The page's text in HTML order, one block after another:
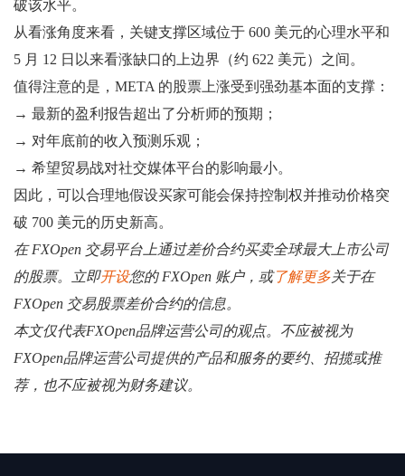
破该水平。
从看涨角度来看，关键支撑区域位于 600 美元的心理水平和
5 月 12 日以来看涨缺口的上边界（约 622 美元）之间。
值得注意的是，META 的股票上涨受到强劲基本面的支撑：
→ 最新的盈利报告超出了分析师的预期；
→ 对年底前的收入预测乐观；
→ 希望贸易战对社交媒体平台的影响最小。
因此，可以合理地假设买家可能会保持控制权并推动价格突
破 700 美元的历史新高。
在 FXOpen 交易平台上通过差价合约买卖全球最大上市公司
的股票。立即开设您的 FXOpen 账户，或了解更多关于在
FXOpen 交易股票差价合约的信息。
本文仅代表FXOpen品牌运营公司的观点。不应被视为
FXOpen品牌运营公司提供的产品和服务的要约、招揽或推
荐，也不应被视为财务建议。